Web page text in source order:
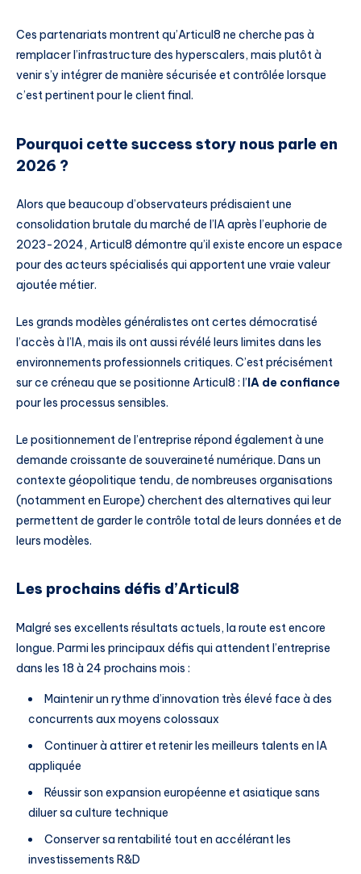
Ces partenariats montrent qu’Articul8 ne cherche pas à
remplacer l’infrastructure des hyperscalers, mais plutôt à
venir s’y intégrer de manière sécurisée et contrôlée lorsque
c’est pertinent pour le client final.
Pourquoi cette success story nous parle en
2026 ?
Alors que beaucoup d’observateurs prédisaient une
consolidation brutale du marché de l’IA après l’euphorie de
2023-2024, Articul8 démontre qu’il existe encore un espace
pour des acteurs spécialisés qui apportent une vraie valeur
ajoutée métier.
Les grands modèles généralistes ont certes démocratisé
l’accès à l’IA, mais ils ont aussi révélé leurs limites dans les
environnements professionnels critiques. C’est précisément
sur ce créneau que se positionne Articul8 : l’IA de confiance
pour les processus sensibles.
Le positionnement de l’entreprise répond également à une
demande croissante de souveraineté numérique. Dans un
contexte géopolitique tendu, de nombreuses organisations
(notamment en Europe) cherchent des alternatives qui leur
permettent de garder le contrôle total de leurs données et de
leurs modèles.
Les prochains défis d’Articul8
Malgré ses excellents résultats actuels, la route est encore
longue. Parmi les principaux défis qui attendent l’entreprise
dans les 18 à 24 prochains mois :
Maintenir un rythme d’innovation très élevé face à des
concurrents aux moyens colossaux
Continuer à attirer et retenir les meilleurs talents en IA
appliquée
Réussir son expansion européenne et asiatique sans
diluer sa culture technique
Conserver sa rentabilité tout en accélérant les
investissements R&D